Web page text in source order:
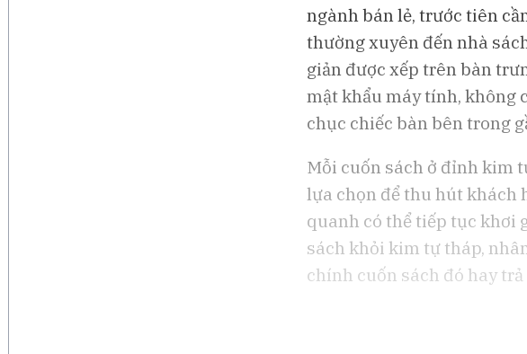
ngành bán lẻ, trước tiên
thường xuyên đến nhà
giản được xếp trên bàn
mật khẩu máy tính, không
chục chiếc bàn bên trong
Mỗi cuốn sách ở đỉnh kim
lựa chọn để thu hút khách
quanh có thể tiếp tục khơi
sách khỏi kim tự tháp,
chính cuốn sách đó hay
Lo ngại
thử